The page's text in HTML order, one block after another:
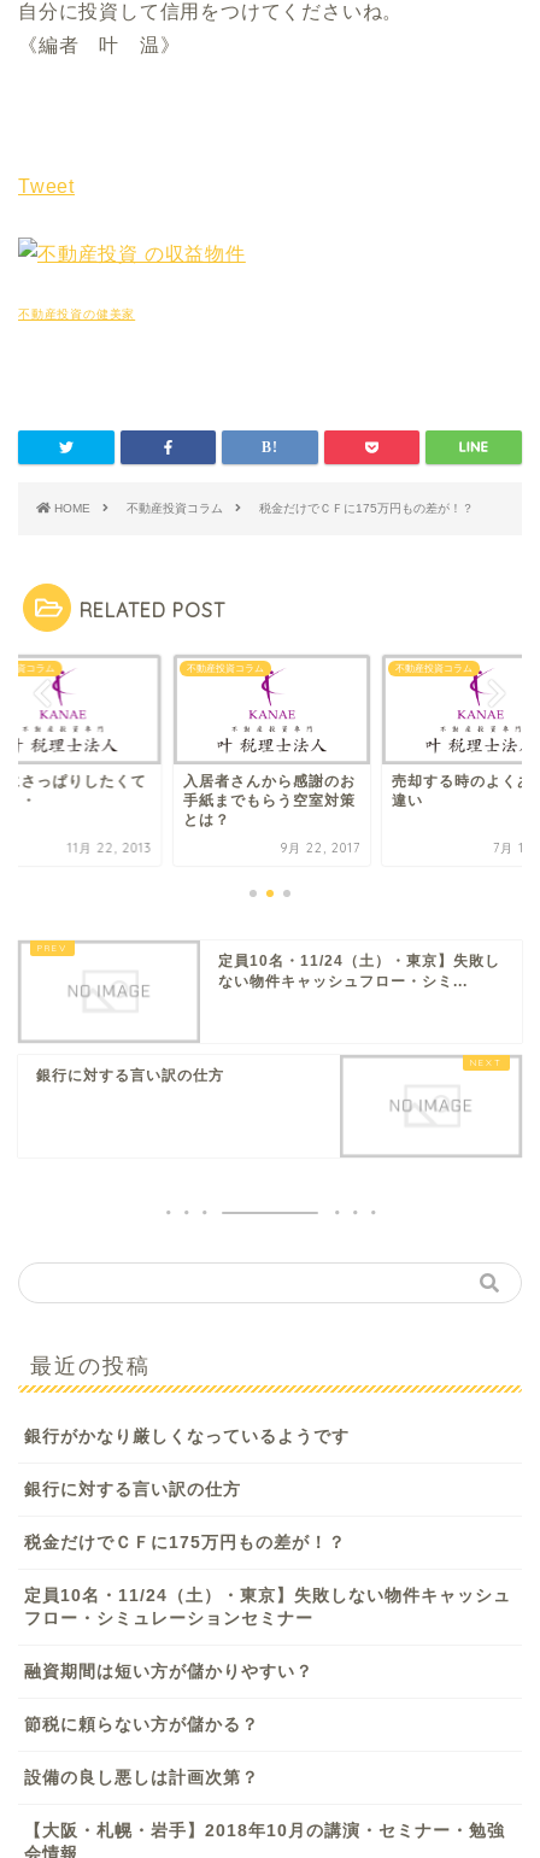
自分に投資して信用をつけてくださいね。
《編者 叶 温》
Tweet
不動産投資の健美家
HOME 不動産投資コラム 税金だけでＣＦに175万円もの差が！？
RELATED POST
投資コラム
にさっぱりしたくて
・
11月 22, 2013
不動産投資コラム
入居者さんから感謝のお
手紙までもらう空室対策
とは？
9月 22, 2017
不動産投資コラム
売却する時のよくあ
違い
7月 17,
定員10名・11/24（土）・東京】失敗し
ない物件キャッシュフロー・シミ...
銀行に対する言い訳の仕方
最近の投稿
銀行がかなり厳しくなっているようです
銀行に対する言い訳の仕方
税金だけでＣＦに175万円もの差が！？
定員10名・11/24（土）・東京】失敗しない物件キャッシュ
フロー・シミュレーションセミナー
融資期間は短い方が儲かりやすい？
節税に頼らない方が儲かる？
設備の良し悪しは計画次第？
【大阪・札幌・岩手】2018年10月の講演・セミナー・勉強
会情報